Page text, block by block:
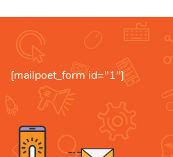
[mailpoet_form id="1"]